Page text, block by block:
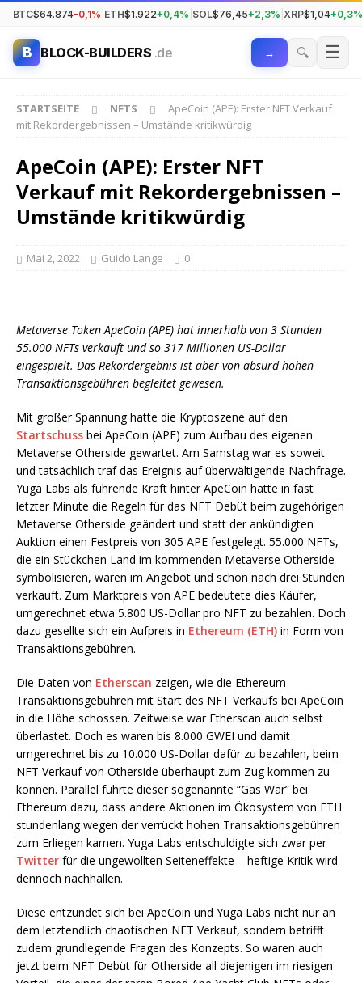
BTC$64.874-0,1% ETH$1.922+0,4% SOL$76,45+2,3% XRP$1,04+0,3%
B BLOCK-BUILDERS .de → 🔍 ☰
STARTSEITE NFTS
ApeCoin (APE): Erster NFT Verkauf
mit Rekordergebnissen – Umstände kritikwürdig
ApeCoin (APE): Erster NFT
Verkauf mit Rekordergebnissen –
Umstände kritikwürdig
Mai 2, 2022 Guido Lange 0
Metaverse Token ApeCoin (APE) hat innerhalb von 3 Stunden
55.000 NFTs verkauft und so 317 Millionen US-Dollar
eingespielt. Das Rekordergebnis ist aber von absurd hohen
Transaktionsgebühren begleitet gewesen.
Mit großer Spannung hatte die Kryptoszene auf den
Startschuss bei ApeCoin (APE) zum Aufbau des eigenen
Metaverse Otherside gewartet. Am Samstag war es soweit
und tatsächlich traf das Ereignis auf überwältigende Nachfrage.
Yuga Labs als führende Kraft hinter ApeCoin hatte in fast
letzter Minute die Regeln für das NFT Debüt beim zugehörigen
Metaverse Otherside geändert und statt der ankündigten
Auktion einen Festpreis von 305 APE festgelegt. 55.000 NFTs,
die ein Stückchen Land im kommenden Metaverse Otherside
symbolisieren, waren im Angebot und schon nach drei Stunden
verkauft. Zum Marktpreis von APE bedeutete dies Käufer,
umgerechnet etwa 5.800 US-Dollar pro NFT zu bezahlen. Doch
dazu gesellte sich ein Aufpreis in Ethereum (ETH) in Form von
Transaktionsgebühren.
Die Daten von Etherscan zeigen, wie die Ethereum
Transaktionsgebühren mit Start des NFT Verkaufs bei ApeCoin
in die Höhe schossen. Zeitweise war Etherscan auch selbst
überlastet. Doch es waren bis 8.000 GWEI und damit
umgerechnet bis zu 10.000 US-Dollar dafür zu bezahlen, beim
NFT Verkauf von Otherside überhaupt zum Zug kommen zu
können. Parallel führte dieser sogenannte “Gas War” bei
Ethereum dazu, dass andere Aktionen im Ökosystem von ETH
stundenlang wegen der verrückt hohen Transaktionsgebühren
zum Erliegen kamen. Yuga Labs entschuldigte sich zwar per
Twitter für die ungewollten Seiteneffekte – heftige Kritik wird
dennoch nachhallen.
Diese entzündet sich bei ApeCoin und Yuga Labs nicht nur an
dem letztendlich chaotischen NFT Verkauf, sondern betrifft
zudem grundlegende Fragen des Konzepts. So waren auch
jetzt beim NFT Debüt für Otherside all diejenigen im riesigen